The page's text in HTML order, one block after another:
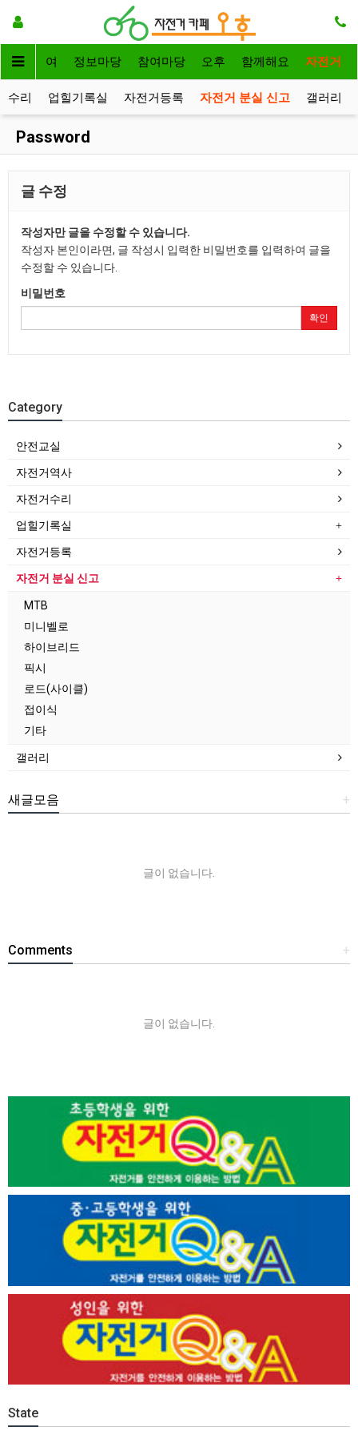
전거대여 정보마당 참여마당 오후 함께해요 자전거
수리 업힐기록실 자전거등록 자전거 분실 신고 갤러리
Password
글 수정
작성자만 글을 수정할 수 있습니다.
작성자 본인이라면, 글 작성시 입력한 비밀번호를 입력하여 글을
수정할 수 있습니다.
비밀번호
확인
Category
안전교실
자전거역사
자전거수리
업힐기록실
자전거등록
자전거 분실 신고
MTB
미니벨로
하이브리드
픽시
로드(사이클)
접이식
기타
갤러리
+
새글모음
글이 없습니다.
+
Comments
글이 없습니다.
State